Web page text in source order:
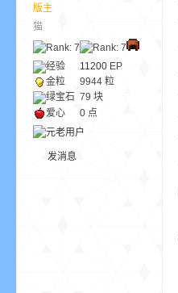
版主
猫
经验 11200 EP
金粒
9944 粒
绿宝石 79 块
爱心
0 点
发消息